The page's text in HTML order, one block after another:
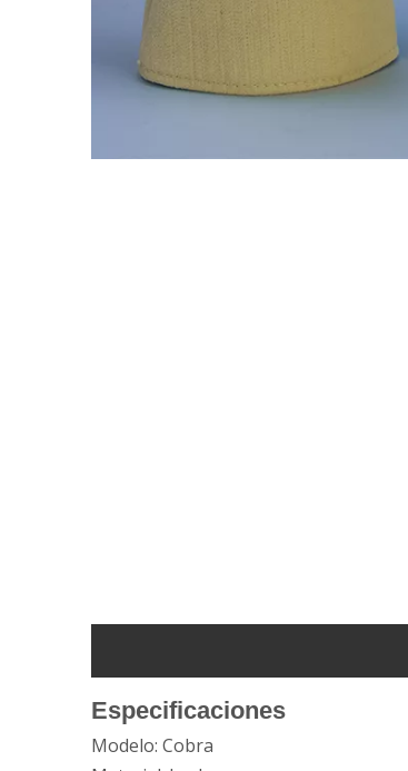
Especificaciones
Modelo: Cobra